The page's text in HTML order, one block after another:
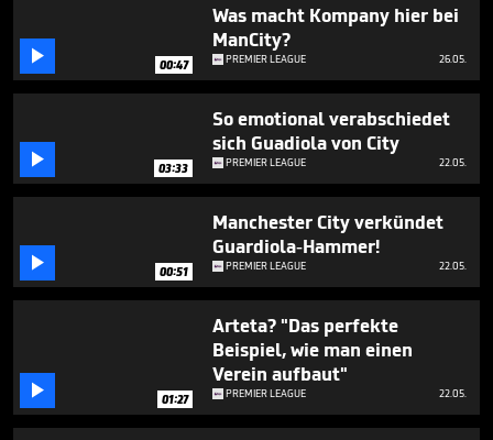
seconds
 00:47
Was macht Kompany hier bei
ManCity?
PREMIER LEAGUE 26.05.
 03:33
So emotional verabschiedet
sich Guadiola von City
PREMIER LEAGUE 22.05.
 00:51
Manchester City verkündet
Guardiola-Hammer!
PREMIER LEAGUE 22.05.
 01:27
Arteta? "Das perfekte
Beispiel, wie man einen
Verein aufbaut"
PREMIER LEAGUE 22.05.